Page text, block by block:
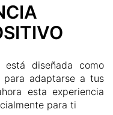
está diseñada como
para adaptarse a tus
esta experiencia
para ti